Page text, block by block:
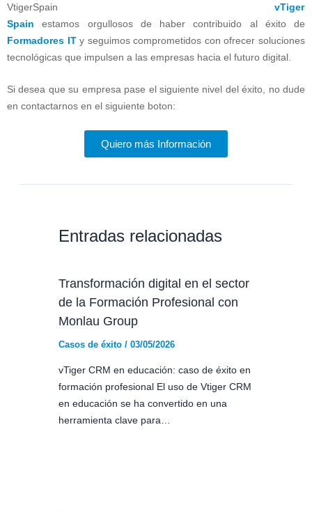
vTiger
Spain estamos orgullosos de haber contribuido al éxito de
Formadores ITy seguimos comprometidos con ofrecer soluciones
tecnológicas que impulsen a las empresas hacia el futuro digital.
Si desea que su empresa pase el siguiente nivel del éxito, no dude
en contactarnos en el siguiente boton:
Quiero más Información
Entradas relacionadas
Transformación digital en el sector
de la Formación Profesional con
Monlau Group
Casos de éxito / 03/05/2026
vTiger CRM en educación: caso de éxito en
formación profesional El uso de Vtiger CRM
en educación se ha convertido en una
herramienta clave para…